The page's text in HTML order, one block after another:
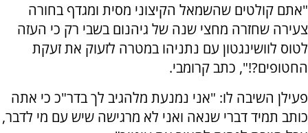
"אתם קולטים שהשמאל הקיצוני מסית ומגדף בחורה
צעירה שחזרה מחצי שנה של גיהנום בשבי רק כי העזה
לטוס לוושינגטון עם נתניהו במטרה לזעוק את זעקת
החטופים?!", כתב קרומבי.
פעילן השיבה לו: "אני נמנעת מלהגיב לך בדר"כ כי אתה
כותב תמיד דברי שנאה ואני לא מרגישה שיש עם מי לדבר,